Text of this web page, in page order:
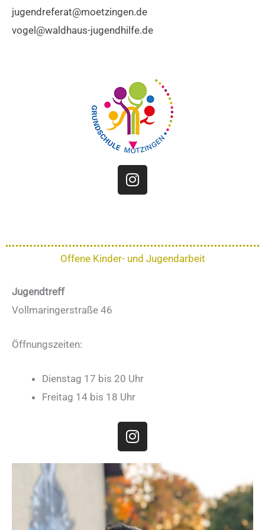
jugendreferat@moetzingen.de
vogel@waldhaus-jugendhilfe.de
I
n
g
r
Offene Kinder- und Jugendarbeit
Jugendtreff
Vollmaringerstraße 46
Öffnungszeiten:
Dienstag 17 bis 20 Uhr
Freitag 14 bis 18 Uhr
I
n
t
a
g
r